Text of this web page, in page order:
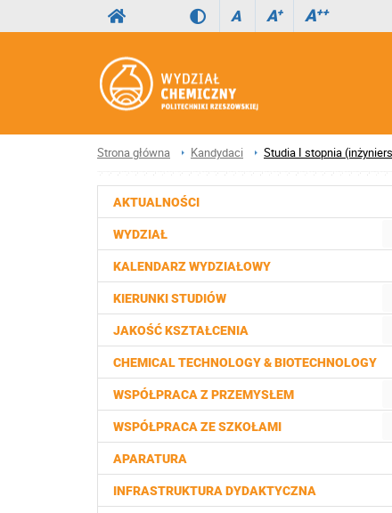
A A+ A++
Strona główna Kandydaci Studia I stopnia
AKTUALNOŚCI
WYDZIAŁ
KALENDARZ WYDZIAŁOWY
KIERUNKI STUDIÓW
JAKOŚĆ KSZTAŁCENIA
CHEMICAL TECHNOLOGY & BIOTECHNOLOGY
WSPÓŁPRACA Z PRZEMYSŁEM
WSPÓŁPRACA ZE SZKOŁAMI
APARATURA
INFRASTRUKTURA DYDAKTYCZNA